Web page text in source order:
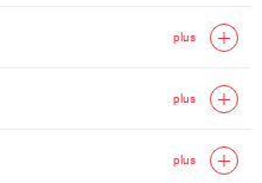
plus
plus
plus